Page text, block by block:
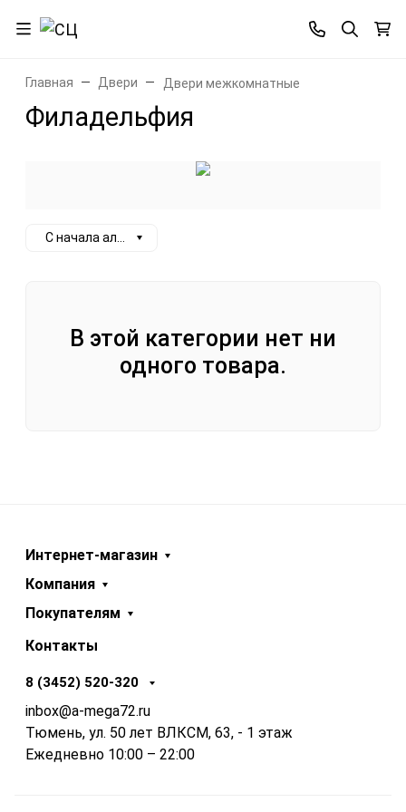
Главная Двери Двери межкомнатные
Филадельфия
С начала алфавита
В этой категории нет ни
одного товара.
Интернет-магазин
Компания
Покупателям
Контакты
8 (3452) 520-320
inbox@a-mega72.ru
Тюмень, ул. 50 лет ВЛКСМ, 63, - 1 этаж
Ежедневно 10:00 – 22:00